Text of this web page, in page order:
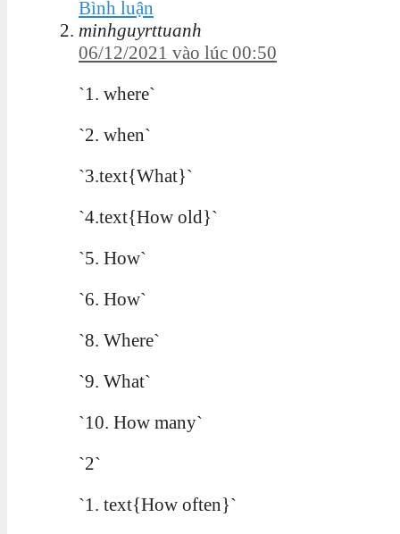
Bình luận
minhguyrttuanh
06/12/2021 vào lúc 00:50
`1. where`
`2. when`
`3.text{What}`
`4.text{How old}`
`5. How`
`6. How`
`8. Where`
`9. What`
`10. How many`
`2`
`1. text{How often}`